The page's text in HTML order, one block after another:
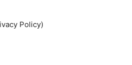
Policy)